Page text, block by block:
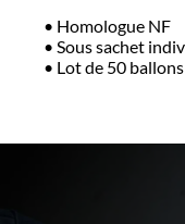
• Homologue NF
• Sous sachet
• Lot de 50 ballons